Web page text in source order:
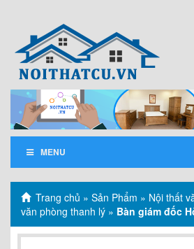
MENU
Trang chủ » Sản Phẩm » Nội thất
văn phòng thanh lý » Bàn giám đốc